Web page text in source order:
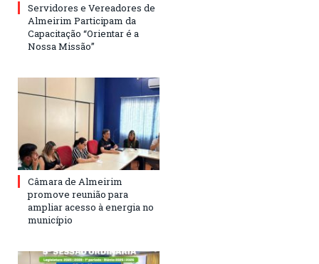
Servidores e Vereadores de
Almeirim Participam da
Capacitação “Orientar é a
Nossa Missão”
Câmara de Almeirim
promove reunião para
ampliar acesso à energia no
município